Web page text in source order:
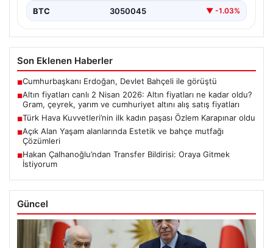
BTC 3050045 ▼ -1.03%
Son Eklenen Haberler
■Cumhurbaşkanı Erdoğan, Devlet Bahçeli ile görüştü
■Altın fiyatları canlı 2 Nisan 2026: Altın fiyatları ne kadar oldu?
Gram, çeyrek, yarım ve cumhuriyet altını alış satış fiyatları
■Türk Hava Kuvvetleri’nin ilk kadın paşası Özlem Karapınar oldu
■Açık Alan Yaşam alanlarında Estetik ve bahçe mutfağı
Çözümleri
■Hakan Çalhanoğlu’ndan Transfer Bildirisi: Oraya Gitmek
İstiyorum
Güncel